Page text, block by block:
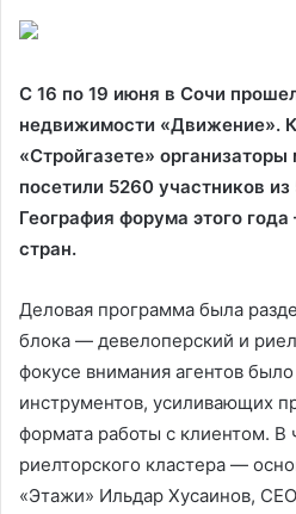
С 16 по 19 июня в Сочи
недвижимости «Движение».
«Стройгазете»
посетили 5260 участников
География форума этого
стран.
Деловая программа была
блока — девелоперский и
фокусе внимания агентов
инструментов, усиливающих
формата работы с клиентом. В
риелторского кластера —
«Этажи» Ильдар Хусаинов,